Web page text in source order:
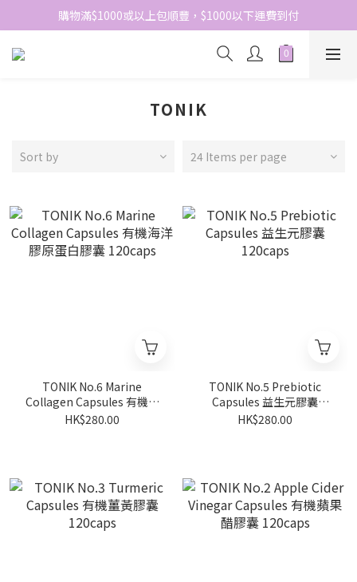
網站免費登記會員，會員優惠價於結帳時自動扣減
購物滿$1000或以上包順豐，$1000以下運費到付
網站免費登記會員，會員優惠價於結帳時自動扣減
TONIK
Sort by 24 Items per page
TONIK No.6 Marine
Collagen Capsules 有機海
洋膠原蛋白膠囊 120caps
HK$280.00
TONIK No.5 Prebiotic
Capsules 益生元膠囊
120caps
HK$280.00